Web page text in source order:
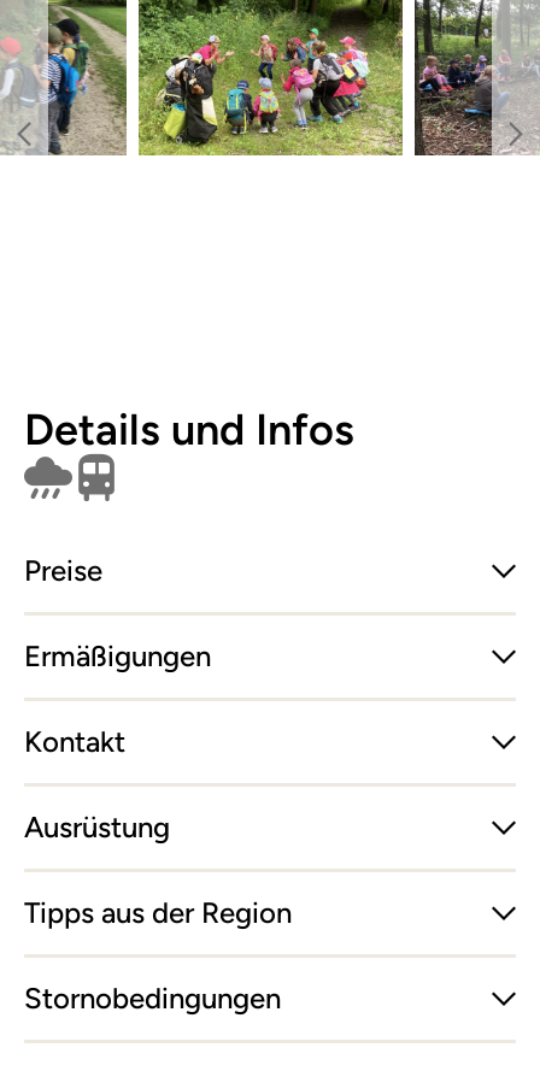
Details und Infos
Findet bei Schlechtwetter nicht statt
Preise
Ermäßigungen
Kontakt
Ausrüstung
Tipps aus der Region
Stornobedingungen